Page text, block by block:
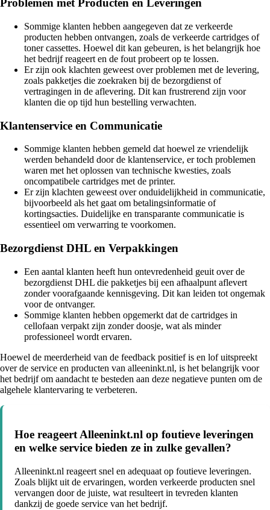
Problemen met Producten en Leveringen
Sommige klanten hebben aangegeven dat ze verkeerde
producten hebben ontvangen, zoals de verkeerde cartridges of
toner cassettes. Hoewel dit kan gebeuren, is het belangrijk hoe
het bedrijf reageert en de fout probeert op te lossen.
Er zijn ook klachten geweest over problemen met de levering,
zoals pakketjes die zoekraken bij de bezorgdienst of
vertragingen in de aflevering. Dit kan frustrerend zijn voor
klanten die op tijd hun bestelling verwachten.
Klantenservice en Communicatie
Sommige klanten hebben gemeld dat hoewel ze vriendelijk
werden behandeld door de klantenservice, er toch problemen
waren met het oplossen van technische kwesties, zoals
oncompatibele cartridges met de printer.
Er zijn klachten geweest over onduidelijkheid in communicatie,
bijvoorbeeld als het gaat om betalingsinformatie of
kortingsacties. Duidelijke en transparante communicatie is
essentieel om verwarring te voorkomen.
Bezorgdienst DHL en Verpakkingen
Een aantal klanten heeft hun ontevredenheid geuit over de
bezorgdienst DHL die pakketjes bij een afhaalpunt aflevert
zonder voorafgaande kennisgeving. Dit kan leiden tot ongemak
voor de ontvanger.
Sommige klanten hebben opgemerkt dat de cartridges in
cellofaan verpakt zijn zonder doosje, wat als minder
professioneel wordt ervaren.
Hoewel de meerderheid van de feedback positief is en lof uitspreekt
over de service en producten van alleeninkt.nl, is het belangrijk voor
het bedrijf om aandacht te besteden aan deze negatieve punten om de
algehele klantervaring te verbeteren.
Hoe reageert Alleeninkt.nl op foutieve leveringen
en welke service bieden ze in zulke gevallen?
Alleeninkt.nl reageert snel en adequaat op foutieve leveringen.
Zoals blijkt uit de ervaringen, worden verkeerde producten snel
vervangen door de juiste, wat resulteert in tevreden klanten
dankzij de goede service van het bedrijf.